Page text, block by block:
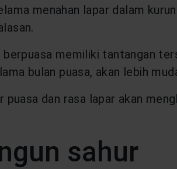
menahan lapar dalam
berpuasa memiliki tantangan
bulan puasa, akan lebih
puasa dan rasa lapar akan
sahur
DICTIONARY